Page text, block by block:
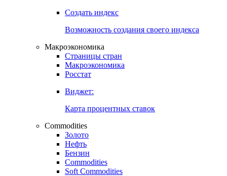
Создать индекс
Возможность создания своего индекса
Макроэкономика
Страницы стран
Макроэкономика
Росстат
Виджет:
Карта процентных ставок
Commodities
Золото
Нефть
Бензин
Commodities
Soft Commodities